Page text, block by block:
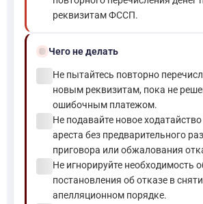
реквизитам ФССП.
block Чего не делать
Не пытайтесь повторно
новым реквизитам, пока не
ошибочным платежом.
Не подавайте новое
ареста без предварительного
приговора или обжалования
Не игнорируйте необходимость
постановления об отказе в
апелляционном порядке.